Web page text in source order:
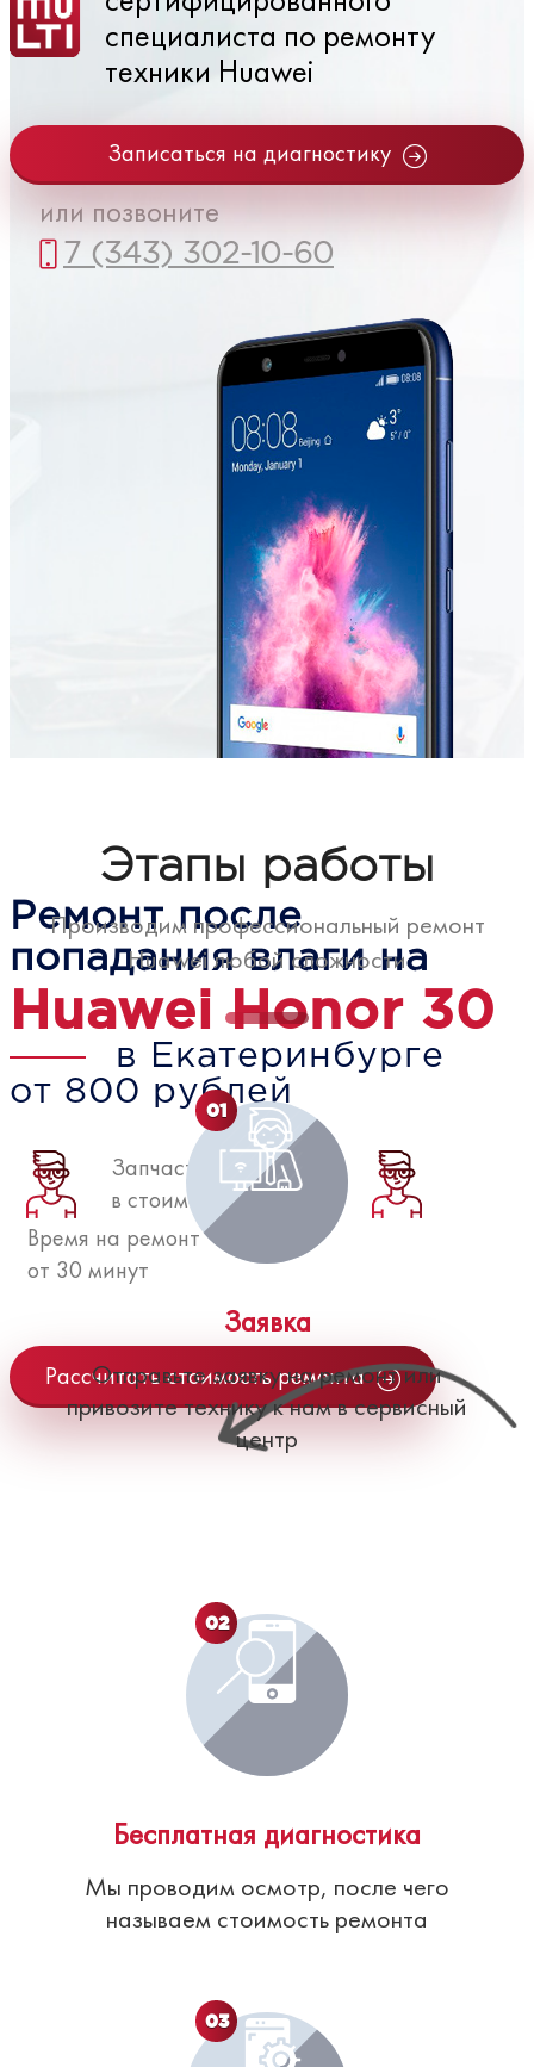
Ремонт после
попадания влаги на
Huawei Honor 30
в Екатеринбурге
от 800 рублей
Запчасть включена
в стоимость
Время на ремонт
от 30 минут
Рассчитать стоимость ремонта
специалиста по ремонту
техники Huawei
Записаться на диагностику
или позвоните
7 (343) 302-10-60
Этапы работы
Производим профессиональный ремонт
Huawei любой сложности
01
Заявка
Отправьте заявку на ремонт или
привозите технику к нам в сервисный
центр
02
Бесплатная диагностика
Мы проводим осмотр, после чего
называем стоимость ремонта
03